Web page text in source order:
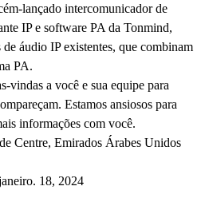
lançado intercomunicador de
IP e software PA da Tonmind,
áudio IP existentes, que combinam
PA.
vindas a você e sua equipe para
Estamos ansiosos para
informações com você.
Centre, Emirados Árabes Unidos
18, 2024